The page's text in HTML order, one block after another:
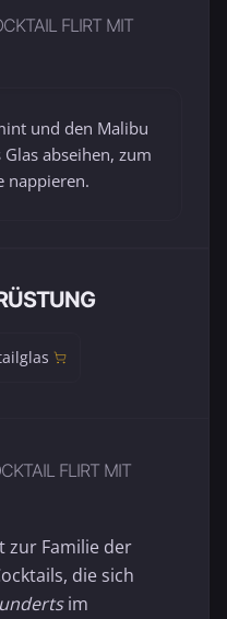
FLIRT MIT
und den Malibu
abseihen, zum
nappieren.
FLIRT MIT
zur Familie der
die sich
im